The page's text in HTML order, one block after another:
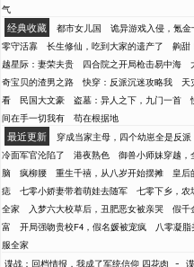
气
经典收藏 都市女儿国 诡异游戏入侵，氪金
零守活寡
长生修仙，吃到大家的遗产了 齁甜
越星际：妻荣夫贵
四合院之开局枪击易中海
奇宝贝的渣男之路
快穿：反派沉迷攻略我 天
看
民国大文豪 盗墓：异人之下，九门一首
间在手一切我有
苟在根据地
最近更新 穿成当家主母，四个幼崽全是反派
冷面军官沦陷了
港夜熟色 御兽小师妹穿越，
脑
疯柳腰 重生千禧，从八岁开始摆摊 皇后
痣
七零小娇妻带着萌娃去随军 七零下乡，农
全家
入梦六大校草后，丑肥恶女被亲哭 假千
富
开局强吻贵校F4，假名媛被宠疯 八零凝
服全家
谍战：回档情报，我成了军统信仰 四花肉 -